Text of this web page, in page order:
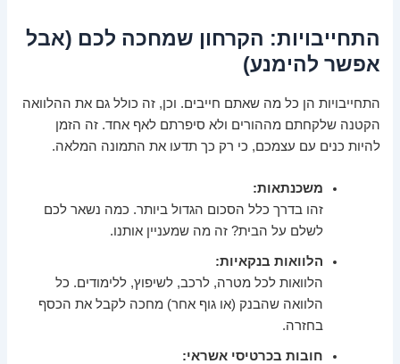
התחייבויות: הקרחון שמחכה לכם (אבל
אפשר להימנע)
התחייבויות הן כל מה שאתם חייבים. וכן, זה כולל גם את ההלוואה
הקטנה שלקחתם מההורים ולא סיפרתם לאף אחד. זה הזמן
להיות כנים עם עצמכם, כי רק כך תדעו את התמונה המלאה.
משכנתאות:
זהו בדרך כלל הסכום הגדול ביותר. כמה נשאר לכם
לשלם על הבית? זה מה שמעניין אותנו.
הלוואות בנקאיות:
הלוואות לכל מטרה, לרכב, לשיפוץ, ללימודים. כל
הלוואה שהבנק (או גוף אחר) מחכה לקבל את הכסף
בחזרה.
חובות בכרטיסי אשראי: